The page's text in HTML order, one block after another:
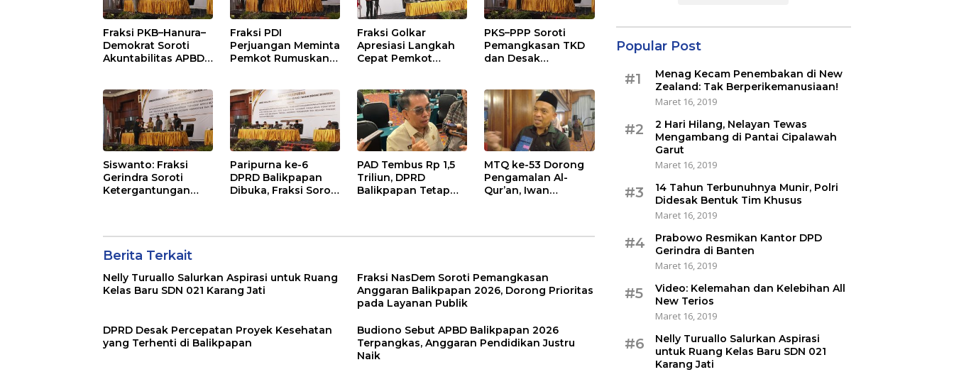
Fraksi PKB–Hanura–
Demokrat Soroti
Akuntabilitas APBD
Pengawasan
Belanja Modal
Fraksi PDI
Perjuangan Meminta
Pemkot Rumuskan
sebagai Penyangga
IKN
Fraksi Golkar
Apresiasi Langkah
Cepat Pemkot
PKS–PPP Soroti
Pemangkasan TKD
dan Desak
APBD Balikpapan
2026
Siswanto: Fraksi
Gerindra Soroti
Ketergantungan
Paripurna ke-6
DPRD Balikpapan
Dibuka, Fraksi Soroti
PAD Tembus Rp 1,5
Triliun, DPRD
Balikpapan Tetap
MTQ ke-53 Dorong
Pengamalan Al-
Qur’an, Iwan
Berita Terkait
Nelly Turuallo Salurkan Aspirasi untuk Ruang
Kelas Baru SDN 021 Karang Jati
Fraksi NasDem Soroti Pemangkasan
Anggaran Balikpapan 2026, Dorong Prioritas
pada Layanan Publik
DPRD Desak Percepatan Proyek Kesehatan
yang Terhenti di Balikpapan
Budiono Sebut APBD Balikpapan 2026
Terpangkas, Anggaran Pendidikan Justru
Naik
Popular Post
#1
Menag Kecam Penembakan di New
Zealand: Tak Berperikemanusiaan!
Maret 16, 2019
#2
2 Hari Hilang, Nelayan Tewas
Mengambang di Pantai Cipalawah
Garut
Maret 16, 2019
#3
14 Tahun Terbunuhnya Munir, Polri
Didesak Bentuk Tim Khusus
Maret 16, 2019
#4
Prabowo Resmikan Kantor DPD
Gerindra di Banten
Maret 16, 2019
#5
Video: Kelemahan dan Kelebihan All
New Terios
Maret 16, 2019
#6
Nelly Turuallo Salurkan Aspirasi
untuk Ruang Kelas Baru SDN 021
Karang Jati